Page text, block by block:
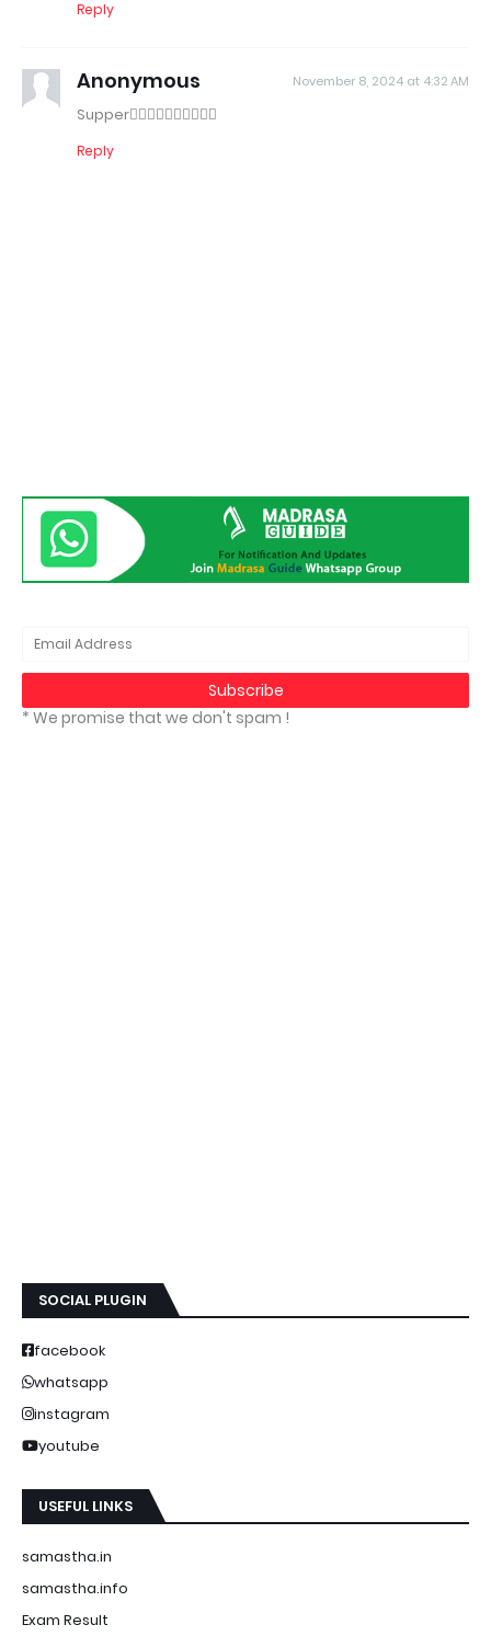
Reply
Anonymous November 8, 2024 at 4:32 AM
Supper👍🏻👍🏻👍🏻👍🏻👍🏻
Reply
* We promise that we don't spam !
SOCIAL PLUGIN
facebook
whatsapp
instagram
youtube
USEFUL LINKS
samastha.in
samastha.info
Exam Result